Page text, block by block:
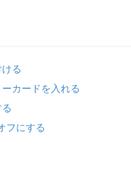
る
カードを入れる
フにする